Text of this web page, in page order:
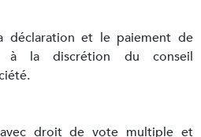
déclaration et le paiement de
à la discrétion du conseil
avec droit de vote multiple et